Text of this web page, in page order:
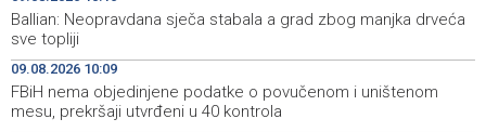
11:51
Mještani Kola prikupili 3.000 KM za 'Kuću nade' u
Mostaru
11:37
Sutra u Sarajevu akcija darivanja krvi - Daruj krv, budi
opet njihov heroj
Ballian: Neopravdana sječa stabala a grad zbog manjka drveća
sve topliji
09.08.2026 10:09
FBiH nema objedinjene podatke o povučenom i uništenom
mesu, prekršaji utvrđeni u 40 kontrola